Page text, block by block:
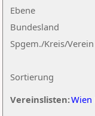
Ebene
Sortierung
Bundesland
Spgem./Kreis/Verein
Vereinslisten:Wien